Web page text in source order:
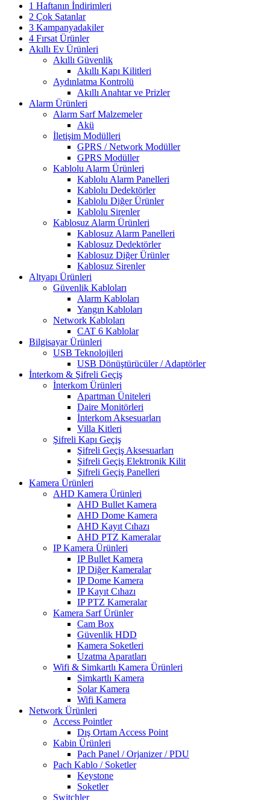
1 Haftanın İndirimleri
2 Çok Satanlar
3 Kampanyadakiler
4 Fırsat Ürünler
Akıllı Ev Ürünleri
Akıllı Güvenlik
Akıllı Kapı Kilitleri
Aydınlatma Kontrolü
Akıllı Anahtar ve Prizler
Alarm Ürünleri
Alarm Sarf Malzemeler
Akü
İletişim Modülleri
GPRS / Network Modüller
GPRS Modüller
Kablolu Alarm Ürünleri
Kablolu Alarm Panelleri
Kablolu Dedektörler
Kablolu Diğer Ürünler
Kablolu Sirenler
Kablosuz Alarm Ürünleri
Kablosuz Alarm Panelleri
Kablosuz Dedektörler
Kablosuz Diğer Ürünler
Kablosuz Sirenler
Altyapı Ürünleri
Güvenlik Kabloları
Alarm Kabloları
Yangın Kabloları
Network Kabloları
CAT 6 Kablolar
Bilgisayar Ürünleri
USB Teknolojileri
USB Dönüştürücüler / Adaptörler
İnterkom & Şifreli Geçiş
İnterkom Ürünleri
Apartman Üniteleri
Daire Monitörleri
İnterkom Aksesuarları
Villa Kitleri
Şifreli Kapı Geçiş
Şifreli Geçiş Aksesuarları
Şifreli Geçiş Elektronik Kilit
Şifreli Geçiş Panelleri
Kamera Ürünleri
AHD Kamera Ürünleri
AHD Bullet Kamera
AHD Dome Kamera
AHD Kayıt Cıhazı
AHD PTZ Kameralar
IP Kamera Ürünleri
IP Bullet Kamera
IP Diğer Kameralar
IP Dome Kamera
IP Kayıt Cıhazı
IP PTZ Kameralar
Kamera Sarf Ürünler
Cam Box
Güvenlik HDD
Kamera Soketleri
Uzatma Aparatları
Wifi & Simkartlı Kamera Ürünleri
Simkartlı Kamera
Solar Kamera
Wifi Kamera
Network Ürünleri
Access Pointler
Dış Ortam Access Point
Kabin Ürünleri
Pach Panel / Orjanizer / PDU
Pach Kablo / Soketler
Keystone
Soketler
Switchler